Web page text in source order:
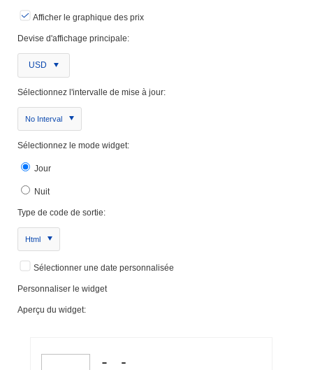
Afficher le graphique des prix
Devise d'affichage principale:
USD
Sélectionnez l'intervalle de mise à jour:
No Interval
Sélectionnez le mode widget:
Jour
Nuit
Type de code de sortie:
Html
Sélectionner une date personnalisée
Personnaliser le widget
Aperçu du widget: